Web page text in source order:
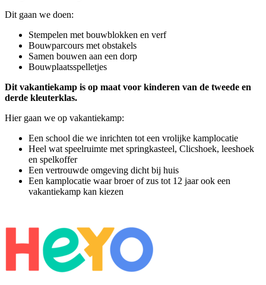
Dit gaan we doen:
Stempelen met bouwblokken en verf
Bouwparcours met obstakels
Samen bouwen aan een dorp
Bouwplaatsspelletjes
Dit vakantiekamp is op maat voor kinderen van de tweede en
derde kleuterklas.
Hier gaan we op vakantiekamp:
Een school die we inrichten tot een vrolijke kamplocatie
Heel wat speelruimte met springkasteel, Clicshoek, leeshoek
en spelkoffer
Een vertrouwde omgeving dicht bij huis
Een kamplocatie waar broer of zus tot 12 jaar ook een
vakantiekamp kan kiezen